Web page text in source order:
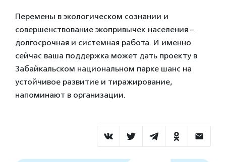
Перемены в экологическом сознании и
совершенствование экопривычек населения –
долгосрочная и системная работа. И именно
сейчас ваша поддержка может дать проекту в
Забайкальском национальном парке шанс на
устойчивое развитие и тиражирование,
напоминают в организации.